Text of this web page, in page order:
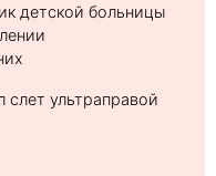
детской больницы
слет ультраправой